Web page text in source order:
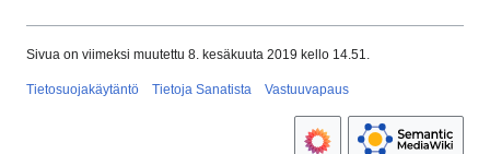
Sivua on viimeksi muutettu 8. kesäkuuta 2019 kello 14.51.
Tietosuojakäytäntö Tietoja Sanatista Vastuuvapaus